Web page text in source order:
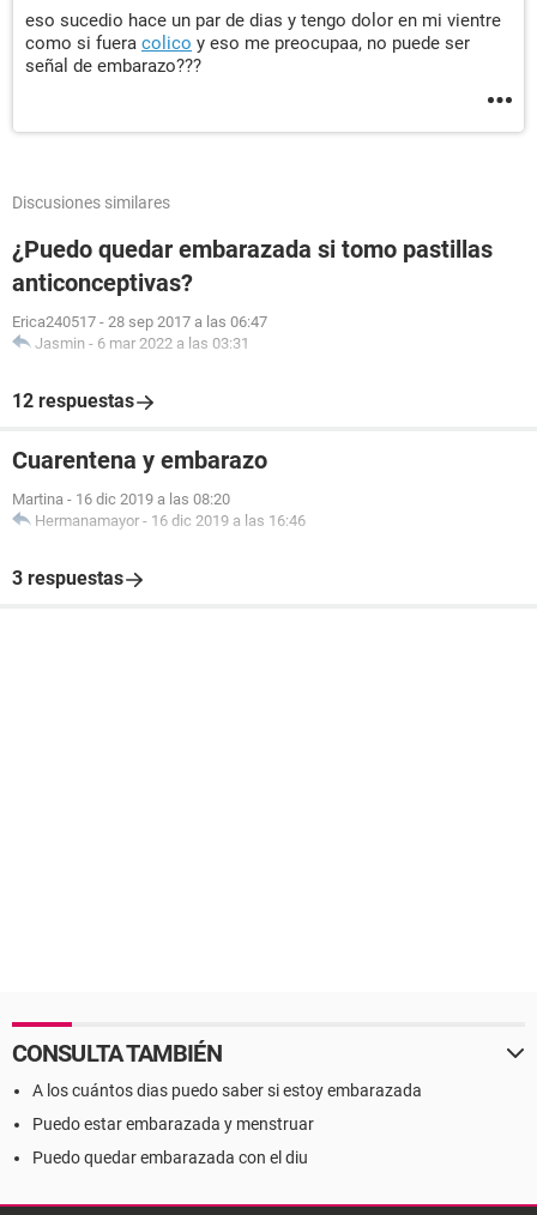
eso sucedio hace un par de dias y tengo dolor en mi vientre
como si fuera colico y eso me preocupaa, no puede ser
señal de embarazo???
Discusiones similares
¿Puedo quedar embarazada si tomo pastillas
anticonceptivas?
Erica240517 - 28 sep 2017 a las 06:47
Jasmin - 6 mar 2022 a las 03:31
12 respuestas
Cuarentena y embarazo
Martina - 16 dic 2019 a las 08:20
Hermanamayor - 16 dic 2019 a las 16:46
3 respuestas
CONSULTA TAMBIÉN
A los cuántos dias puedo saber si estoy embarazada
Puedo estar embarazada y menstruar
Puedo quedar embarazada con el diu